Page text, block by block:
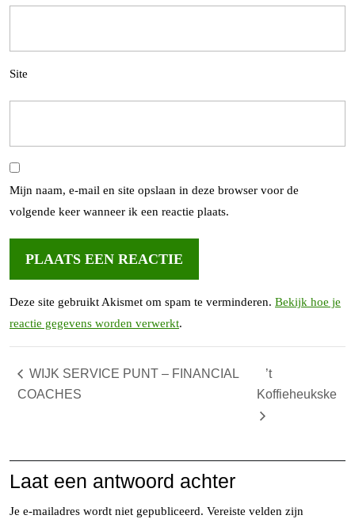
Site
Mijn naam, e-mail en site opslaan in deze browser voor de
volgende keer wanneer ik een reactie plaats.
Deze site gebruikt Akismet om spam te verminderen. Bekijk hoe je
reactie gegevens worden verwerkt.
WIJK SERVICE PUNT – FINANCIAL
COACHES
’t
Koffieheukske
Laat een antwoord achter
Je e-mailadres wordt niet gepubliceerd. Vereiste velden zijn